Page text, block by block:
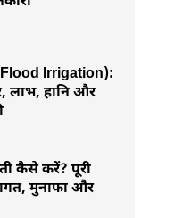
Irrigation):
लाभ, हानि और
कैसे करें? पूरी
मुनाफा और